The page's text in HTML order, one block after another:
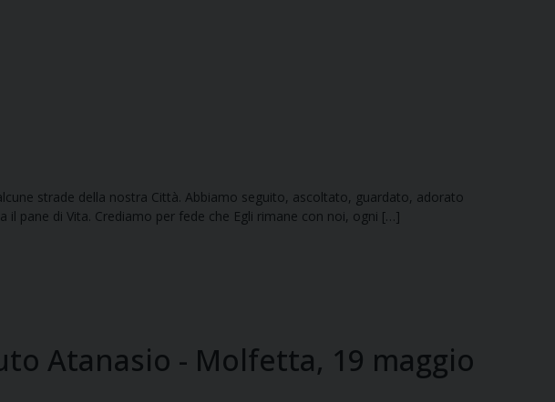
strade della nostra Città. Abbiamo seguito, ascoltato, guardato, adorato
il pane di Vita. Crediamo per fede che Egli rimane con noi, ogni […]
Atanasio - Molfetta, 19 maggio